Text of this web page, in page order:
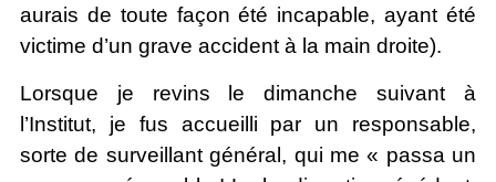
aurais de toute façon été incapable, ayant été
victime d’un grave accident à la main droite).
Lorsque je revins le dimanche suivant à
l’Institut, je fus accueilli par un responsable,
sorte de surveillant général, qui me « passa un